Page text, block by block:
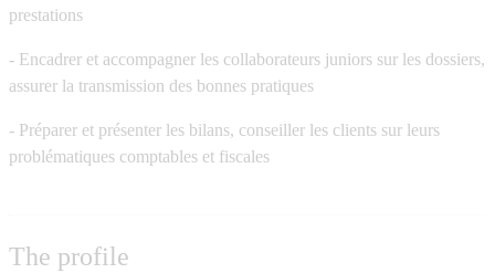
prestations
- Encadrer et accompagner les collaborateurs juniors sur les dossiers,
assurer la transmission des bonnes pratiques
- Préparer et présenter les bilans, conseiller les clients sur leurs
problématiques comptables et fiscales
The profile